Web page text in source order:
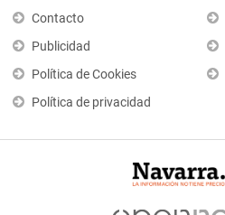
Contacto
Publicidad
Política de Cookies
Política de privacidad